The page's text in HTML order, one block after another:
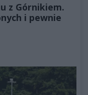
z Górnikiem.
i pewnie